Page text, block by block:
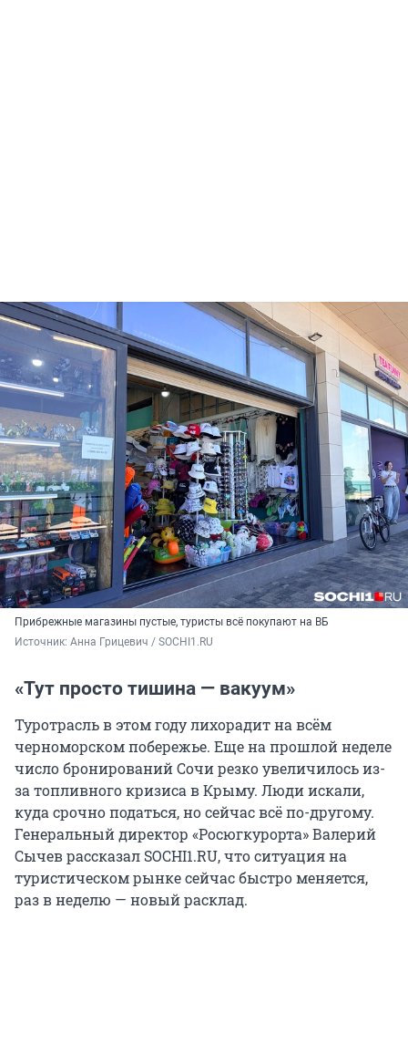
Прибрежные магазины пустые, туристы всё покупают на ВБ
Источник: Анна Грицевич / SOCHI1.RU
«Тут просто тишина — вакуум»
Туротрасль в этом году лихорадит на всём
черноморском побережье. Еще на прошлой неделе
число бронирований Сочи резко увеличилось из-
за топливного кризиса в Крыму. Люди искали,
куда срочно податься, но сейчас всё по-другому.
Генеральный директор «Росюгкурорта» Валерий
Сычев рассказал SOCHI1.RU, что ситуация на
туристическом рынке сейчас быстро меняется,
раз в неделю — новый расклад.